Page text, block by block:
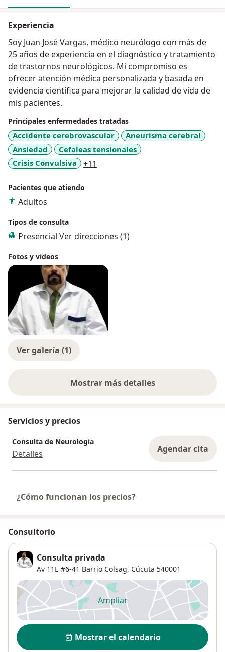
Experiencia
Soy Juan José Vargas, médico neurólogo con más de
25 años de experiencia en el diagnóstico y tratamiento
de trastornos neurológicos. Mi compromiso es
ofrecer atención médica personalizada y basada en
evidencia científica para mejorar la calidad de vida de
mis pacientes.
Principales enfermedades tratadas
Accidente cerebrovascular
Aneurisma cerebral
Ansiedad
Cefaleas tensionales
Crisis Convulsiva
+11
Pacientes que atiendo
Adultos
Tipos de consulta
Presencial Ver direcciones (1)
Fotos y videos
Ver galería (1)
Mostrar más detalles
sobre la experiencia
Servicios y precios
Consulta de Neurologia
Detalles Agendar cita
¿Cómo funcionan los precios?
Consultorio
Consulta privada
Av 11E #6-41 Barrio Colsag, Cúcuta 540001
Ampliarse abre en una nueva
Disponibilidad
Mostrar el calendario